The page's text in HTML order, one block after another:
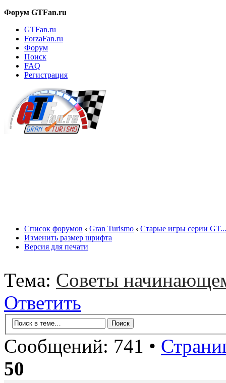
Форум GTFan.ru
GTFan.ru
ForzaFan.ru
Форум
Поиск
FAQ
Регистрация
Список форумов ‹ Gran Turismo ‹ Старые игры серии GT...
Изменить размер шрифта
Версия для печати
Тема: Советы
Ответить
Сообщений: 741 •
50